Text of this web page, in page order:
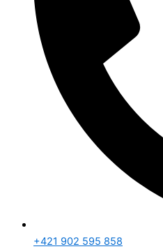
+421 902 595 858